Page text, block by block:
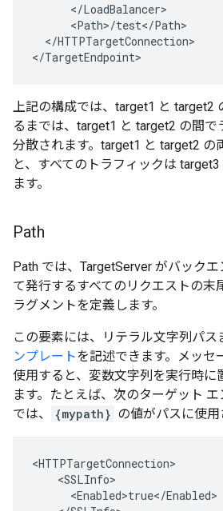
      </LoadBalancer>
      <Path>/test</Path>
  </HTTPTargetConnection>
</TargetEndpoint>
上記の構成では、target1 と target2
るまでは、target1 と target2 の間
分散されます。target1 と target2 の
と、すべてのトラフィックは
ます。
Path
Path では、TargetServer がバック
て発行するすべてのリクエストの末
ラグメントを定義します。
この要素には、リテラル文字列パス
ンプレートを記述できます。メッセ
使用すると、変数文字列を実行時に
ます。たとえば、次のターゲット
では、
{mypath} の値がパスに使用
<HTTPTargetConnection>
    <SSLInfo>
      <Enabled>true</Enabled>